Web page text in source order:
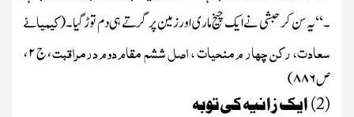
۔‘‘یہ سن کر حبشی نے ایک چیخ ماری اور زمین پر گرتے ہی دم توڑگیا ۔(کیمیائے
سعادت، رکن چھار م منحیات ، اصل ششم مقام دوم درمراقبت، ج۲،
ص۸۸۶)
(2) ایک زانیہ کی توبہ